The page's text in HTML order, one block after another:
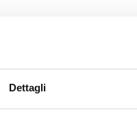
Dettagli
richieste